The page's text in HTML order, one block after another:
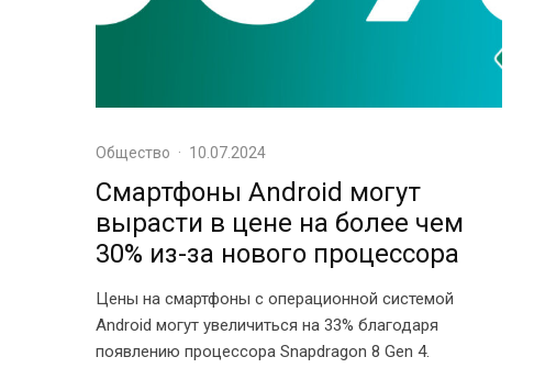
Общество · 10.07.2024
Смартфоны Android могут
вырасти в цене на более чем
30% из-за нового процессора
Цены на смартфоны с операционной системой
Android могут увеличиться на 33% благодаря
появлению процессора Snapdragon 8 Gen 4.